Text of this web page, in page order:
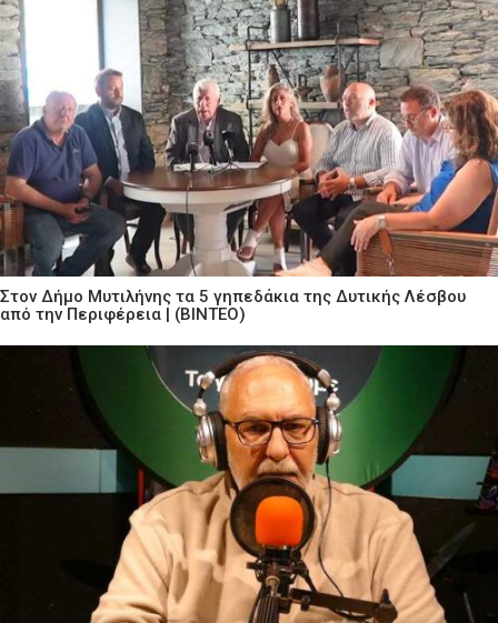
Στον Δήμο Μυτιλήνης τα 5 γηπεδάκια της Δυτικής Λέσβου
από την Περιφέρεια | (ΒΙΝΤΕΟ)